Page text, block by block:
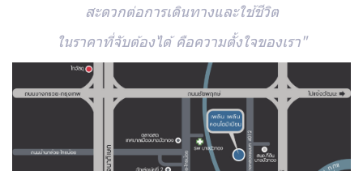
สะดวกต่อการเดินทางและใช้ชีวิต
ในราคาที่จับต้องได้ คือความตั้งใจของเรา"